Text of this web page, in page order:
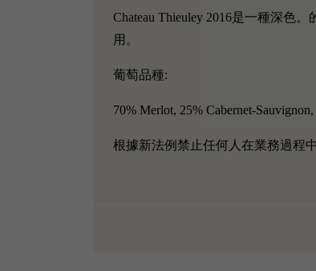
Chateau Thieuley 2016是一種深色
用。
葡萄品種:
70% Merlot, 25% Cabernet-
根據新法例禁止任何人在業務過程